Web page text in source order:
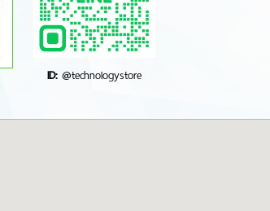
ID: @technologystore